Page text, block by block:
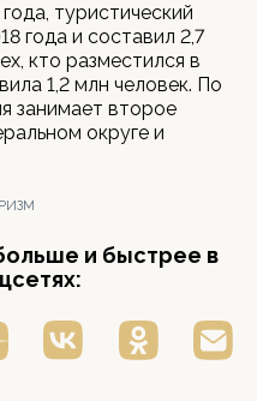
туристический
года и составил 2,7
кто разместился в
1,2 млн человек. По
занимает второе
округе и
и быстрее в